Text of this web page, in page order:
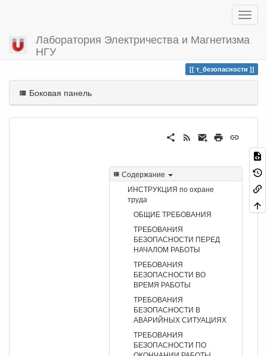
Лаборатория Электричества и Магнетизма
НГУ
Вы посетили
т_безопасности
Боковая панель
Содержание
ИНСТРУКЦИЯ по охране
труда
ОБЩИЕ ТРЕБОВАНИЯ
ТРЕБОВАНИЯ
БЕЗОПАСНОСТИ ПЕРЕД
НАЧАЛОМ РАБОТЫ
ТРЕБОВАНИЯ
БЕЗОПАСНОСТИ ВО
ВРЕМЯ РАБОТЫ
ТРЕБОВАНИЯ
БЕЗОПАСНОСТИ В
АВАРИЙНЫХ СИТУАЦИЯХ
ТРЕБОВАНИЯ
БЕЗОПАСНОСТИ ПО